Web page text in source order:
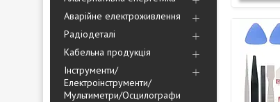
Аварійне електроживлення
Радіодеталі
Кабельна продукція
Інструменти/
Електроінструменти/
Мультиметри/Осцилографи